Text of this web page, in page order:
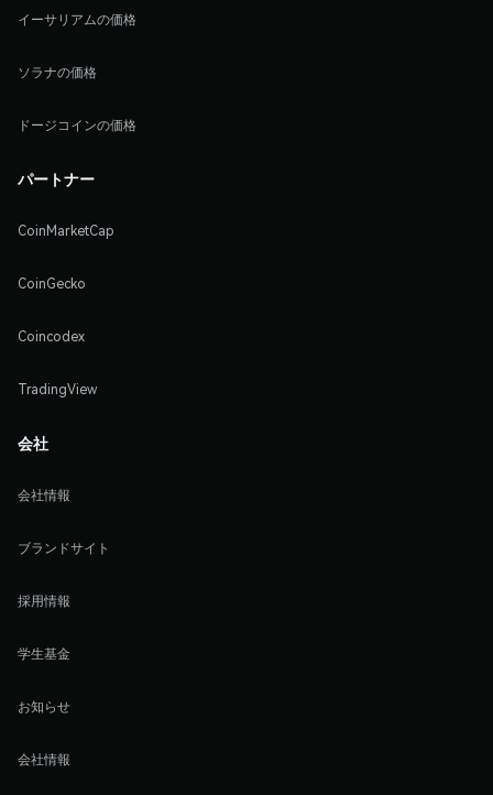
イーサリアムの価格
ソラナの価格
ドージコインの価格
パートナー
CoinMarketCap
CoinGecko
Coincodex
TradingView
会社
会社情報
ブランドサイト
採用情報
学生基金
お知らせ
会社情報